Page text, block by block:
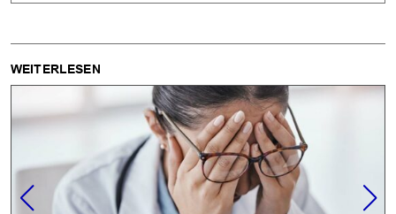
WEITERLESEN